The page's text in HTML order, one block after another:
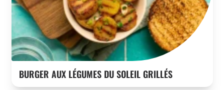
BURGER AUX LÉGUMES DU SOLEIL GRILLÉS